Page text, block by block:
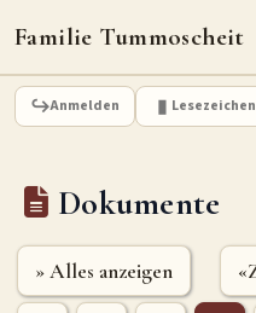
Familie Tummoscheit
TUMMOSCHEIT - HEUTE
STAMMBAUM
Ahnenforschung
Orte Historische Karte
Anmelden Lesezeichen
Dokumente
» Alles anzeigen